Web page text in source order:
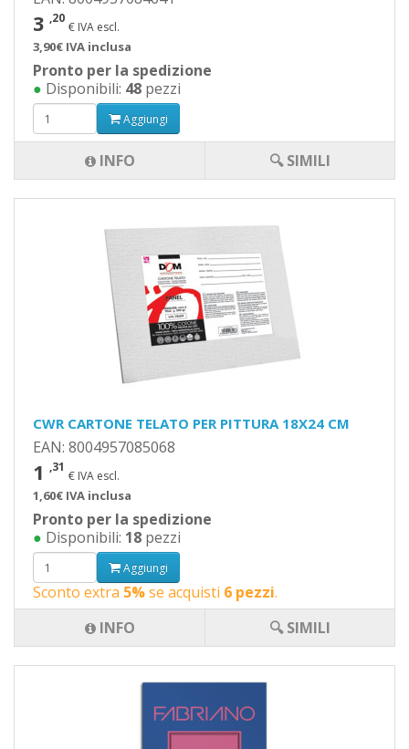
3 ,20
€ IVA escl.
3,90€ IVA inclusa
Pronto per la spedizione
● Disponibili: 48 pezzi
Aggiungi
INFO 🔍 SIMILI
CWR CARTONE TELATO PER PITTURA 18X24 CM
EAN: 8004957085068
1 ,31
€ IVA escl.
1,60€ IVA inclusa
Pronto per la spedizione
● Disponibili: 18 pezzi
Aggiungi
Sconto extra 5%se acquisti 6 pezzi.
INFO
🔍 SIMILI